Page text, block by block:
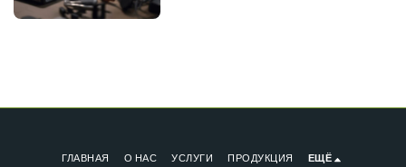
ГЛАВНАЯ О НАС УСЛУГИ ПРОДУКЦИЯ ЕЩЁ